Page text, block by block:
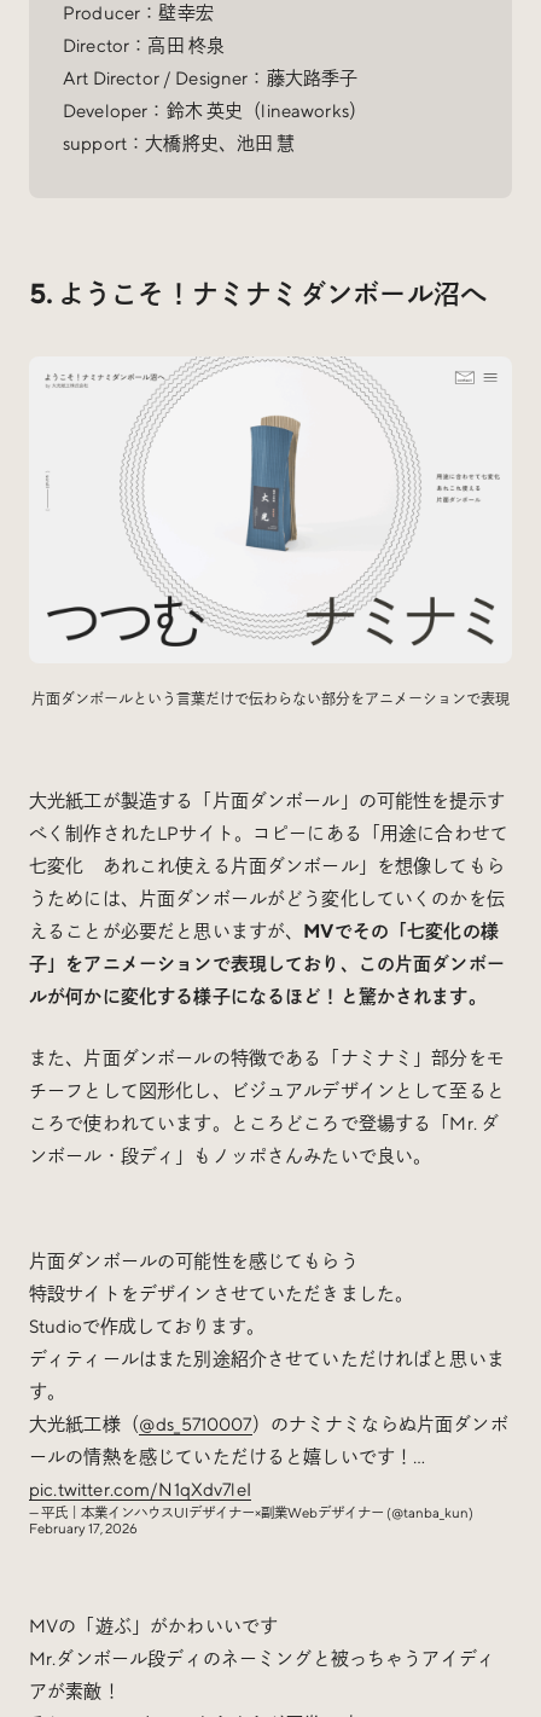
Producer：壁幸宏
Director：高田 柊泉
Art Director / Designer：藤大路季子
Developer：鈴木 英史（lineaworks）
support：大橋將史、池田 慧
5. ようこそ！ナミナミダンボール沼へ
片面ダンボールという言葉だけで伝わらない部分をアニメーションで表現
大光紙工が製造する「片面ダンボール」の可能性を提示す
べく制作されたLPサイト。コピーにある「用途に合わせて
七変化 あれこれ使える片面ダンボール」を想像してもら
うためには、片面ダンボールがどう変化していくのかを伝
えることが必要だと思いますが、 MVでその「七変化の様
子」をアニメーションで表現しており、この片面ダンボー
ルが何かに変化する様子になるほど！と驚かされます。
また、片面ダンボールの特徴である「ナミナミ」部分をモ
チーフとして図形化し、ビジュアルデザインとして至ると
ころで使われています。ところどころで登場する「Mr. ダ
ンボール・段ディ」もノッポさんみたいで良い。
片面ダンボールの可能性を感じてもらう
特設サイトをデザインさせていただきました。
Studioで作成しております。
ディティールはまた別途紹介させていただければと思いま
す。
大光紙工様（@ds_5710007）のナミナミならぬ片面ダンボ
ールの情熱を感じていただけると嬉しいです！…
pic.twitter.com/N1qXdv7leI
— 平氏｜本業インハウスUIデザイナー×副業Webデザイナー (@tanba_kun)
February 17, 2026
MVの「遊ぶ」がかわいいです
Mr.ダンボール段ディのネーミングと被っちゃうアイディ
アが素敵！